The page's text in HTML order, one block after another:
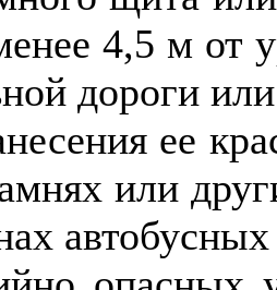
4,5 м от
дороги
ее
или